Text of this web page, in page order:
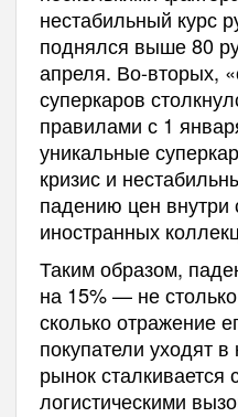
нестабильный курс
поднялся выше 80
апреля. Во-вторых,
суперкаров
правилами с 1
уникальные
кризис и
падению цен внутри
иностранных
Таким образом,
на 15% — не
сколько отражение
покупатели уходят
рынок
логистическими